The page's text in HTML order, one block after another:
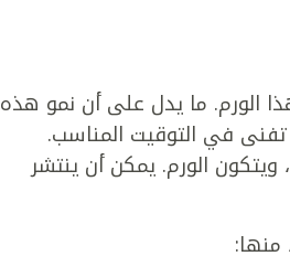
الورم. ما يدل على أن نمو هذه
تفنى في التوقيت المناسب.
ويتكون الورم. يمكن أن ينتشر